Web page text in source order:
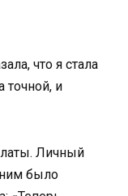
что я стала
точной, и
Личный
ним было